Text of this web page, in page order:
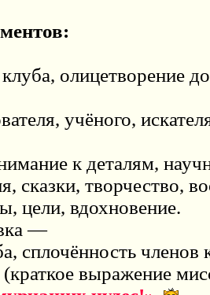
олицетворение
учёного,
к деталям,
сказки, творчество,
цели, вдохновение.
—
сплочённость членов
(краткое выражение